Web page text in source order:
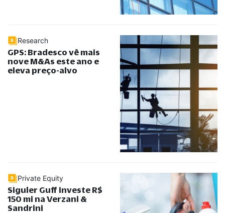
Research
GPS: Bradesco vê mais
nove M&As este ano e
eleva preço-alvo
Private Equity
Siguler Guff investe R$
150 mi na Verzani &
Sandrini